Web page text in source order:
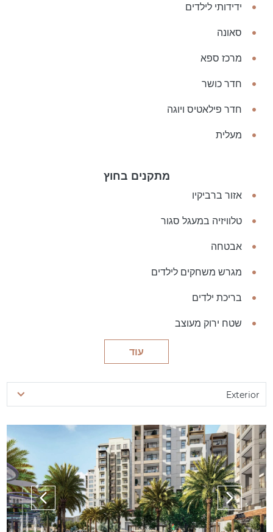
ידידותי לילדים
סאונה
מרכז ספא
חדר כושר
חדר פילאטיס ויוגה
מעלית
מתקנים בחוץ
אזור ברביקיו
טלוויזיה במעגל סגור
אבטחה
מגרש משחקים לילדים
בריכת ילדים
שטח ירוק מעוצב
עוד
Exterior